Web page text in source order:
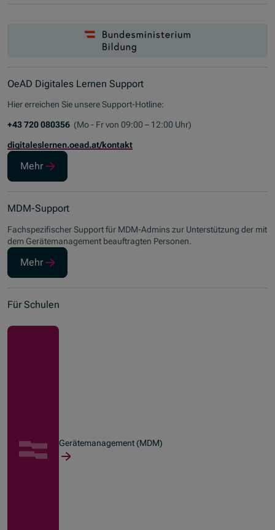
OeAD Digitales Lernen Support
Hier erreichen Sie unsereSupport-Hotline:
+43 720 080356 (Mo - Fr von 09:00 – 12:00 Uhr)
digitaleslernen.oead.at/kontakt
Mehr
MDM-Support
FachspezifischerSupportfür MDM-Adminszur Unterstützung der mit
dem Gerätemanagement beauftragten Personen.
Mehr
Für Schulen
Gerätemanagement (MDM)